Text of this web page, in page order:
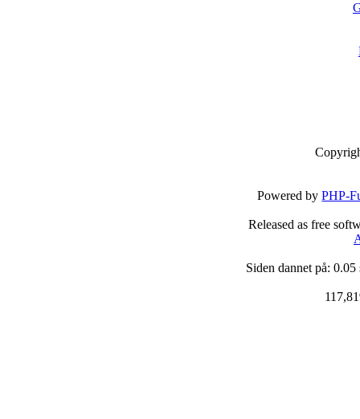
Powered byPHP-
Released as free
Siden dannet på: